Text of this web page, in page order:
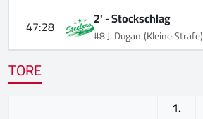
47:28 2' -Stockschlag
#8 J. Dugan(Kleine Strafe)
TORE
1.